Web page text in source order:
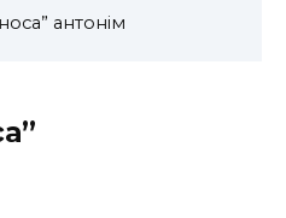
антонім